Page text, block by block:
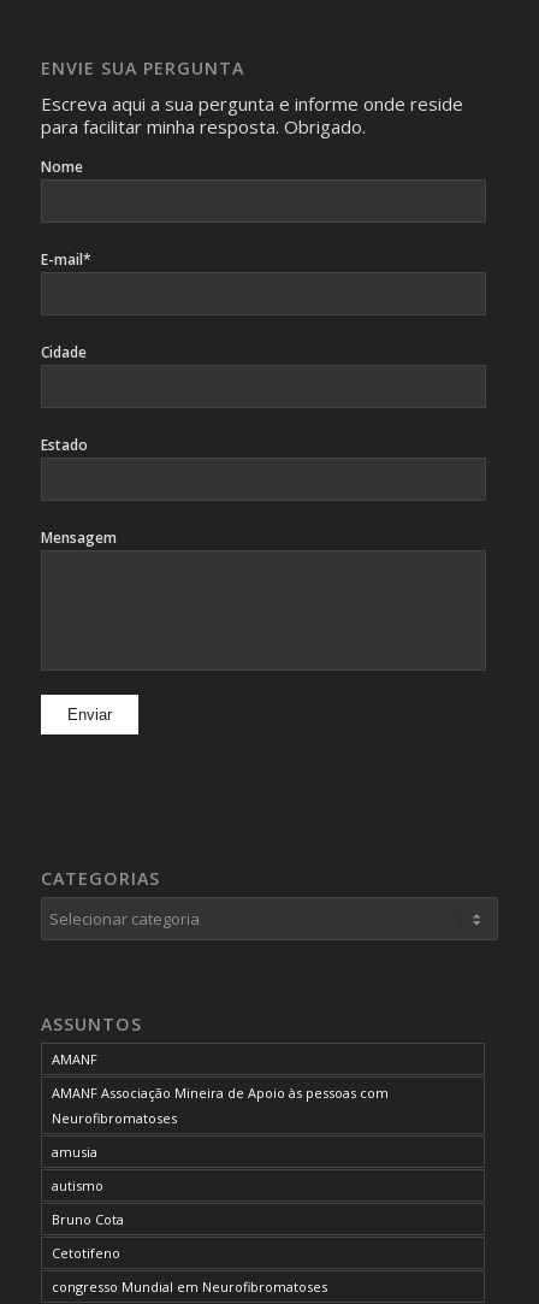
identificação da pessoa fotografada.
ENVIE SUA PERGUNTA
Escreva aqui a sua pergunta e informe onde reside
para facilitar minha resposta. Obrigado.
Nome
E-mail*
Cidade
Estado
Mensagem
CATEGORIAS
Categorias
ASSUNTOS
AMANF
AMANF Associação Mineira de Apoio às pessoas com
Neurofibromatoses
amusia
autismo
Bruno Cota
Cetotifeno
congresso Mundial em Neurofibromatoses